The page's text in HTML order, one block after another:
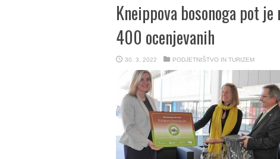
Kneippova bosonoga pot
400 ocenjevanih
30. 3. 2022 PODJETNIŠTVO IN TURIZEM